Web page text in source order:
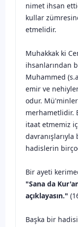
nimet ihsan
kullar
etmelidir.
Muhakkak ki
ihsanlarından
Muhammed
emir ve
odur.
merhametlidir.
itaat etmemiz
hadislerin
Bir ayeti
"Sana da
açıklayasın."
Başka bir